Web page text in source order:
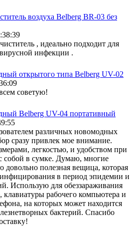
воздуха Belberg BR-03 без
, идеально подходит для
инфекции .
открытого типа Belberg UV-02
советую!
Belberg UV-04 портативный
различных новомодных
сразу привлек мое внимание.
легкостью, и удобством при
собой в сумке. Думаю, многие
довольно полезная вещица, которая
в период эпидемии и
Использую для обеззараживания
клавиатуры рабочего компьютера и
на которых может находится
бактерий. Спасибо